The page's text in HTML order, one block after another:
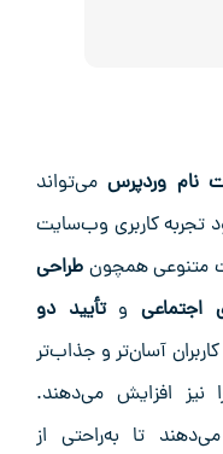
نام وردپرسمی‌تواند
تجربه کاربری وب‌سایت
متنوعی همچون طراحی
اجتماعی وتأیید دو
کاربران آسان‌تر و جذاب‌تر
نیز افزایش می‌دهند.
تا به‌راحتی از